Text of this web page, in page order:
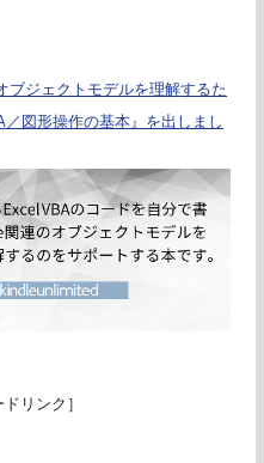
ジェクトモデルを理解するた
図形操作の基本』を出しまし
リンク］